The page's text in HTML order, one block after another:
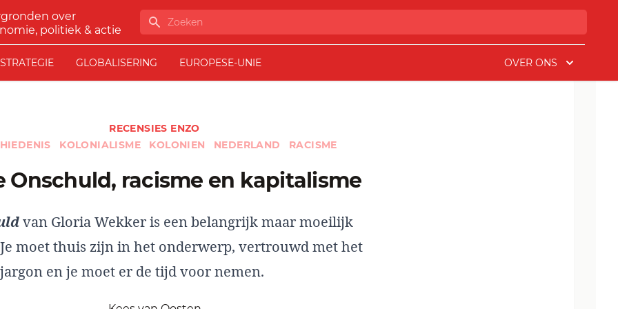
over
politiek & actie
Zoeken
STRATEGIE GLOBALISERING EUROPESE-UNIE OVER ONS
RECENSIES ENZO
KOLONIALISME KOLONIEN NEDERLAND RACISME
Onschuld, racisme en kapitalisme
van Gloria Wekker is een belangrijk maar moeilijk
moet thuis zijn in het onderwerp, vertrouwd met het
jargon en je moet er de tijd voor nemen.